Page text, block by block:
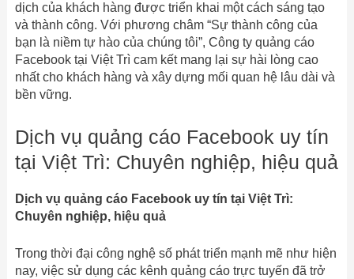
dịch của khách hàng được triển khai một cách sáng tạo
và thành công. Với phương châm “Sự thành công của
bạn là niềm tự hào của chúng tôi”, Công ty quảng cáo
Facebook tại Việt Trì cam kết mang lại sự hài lòng cao
nhất cho khách hàng và xây dựng mối quan hệ lâu dài và
bền vững.
Dịch vụ quảng cáo Facebook uy tín
tại Việt Trì: Chuyên nghiệp, hiệu quả
Dịch vụ quảng cáo Facebook uy tín tại Việt Trì:
Chuyên nghiệp, hiệu quả
Trong thời đại công nghệ số phát triển mạnh mẽ như hiện
nay, việc sử dụng các kênh quảng cáo trực tuyến đã trở